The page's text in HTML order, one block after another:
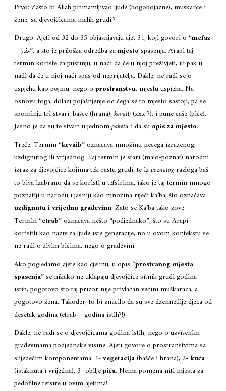
Prvo: Zašto bi Allah primamljivao ljude (bogobojazne), muškarce i
žene, sa djevojčicama malih grudi!?
Drugo: Ajeti od 32 do 35 objašnjavaju ajet 31, koji govori o “mefaz
– مفاز”, a što je priloška odredba zamjesto spasenja. Arapi taj
termin koriste za pustinju, u nadi da će u njoj preživjeti, ili pak u
nadi da će u njoj naći spas od neprijatelja. Dakle, ne radi se o
uspjehu kao pojmu, nego o prostranstvu, mjestu uspjeha. Na
osnovu toga, dolazi pojašnjenje od čega se to mjesto sastoji, pa se
spominju tri stvari: bašče (hrana), kevaib(xxx ?), i pune čaše (piće).
Jasno je da su te stvari u jednompaketu i da su opis za mjesto.
Treće: Termin “kevaib” označava množinu nečega izraženog,
uzdignutog ili vrijednog. Taj termin je stari (malo-poznat) narodni
izraz za djevojčice kojima tek rastu grudi, te izpoznatog razloga baš
to biva izabrano da se koristi u tefsirima, iako je taj termin mnogo
poznatiji u narodu i jasniji kao množina riječi ka’ba, što označava
uzdignutu i vrijednu građevinu. Zato se Ka’ba tako zove.
Termin “etrab” označava nešto “podjednako”, što su Arapi
koristili kao naziv za ljude iste generacije, no u ovom kontekstu se
ne radi o živim bićima, nego o građevini.
Ako pogledamo ajete kao cjelinu, u opis “prostranog mjesta
spasenja” se nikako ne uklapaju djevojčice sitnih grudi godina
istih, pogotovo što taj prizor nije privlačan većini muškaraca, a
pogotovo žena. Također, to bi značilo da su sve džennetlije djeca od
desetak godina (etrab – godina istih?!)
Dakle, ne radi se o djevojčicama godina istih, nego o uzvišenim
građevinama podjednake visine. Ajeti govore o prostranstvima sa
slijedećim komponentama: 1-vegetacija(bašče i hrana), 2-kuća
(istaknuta i vrijedna), 3- obiljepića. Nema pomena niti mjesta za
pedofilne tefsire u ovim ajetima!